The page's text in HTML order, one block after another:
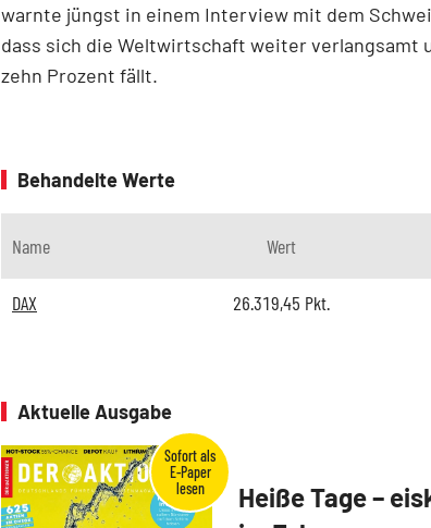
warnte jüngst in einem Interview mit dem
dass sich die Weltwirtschaft weiter verlangsamt
zehn Prozent fällt.
Behandelte Werte
Name Wert
DAX 26.319,45 Pkt.
Aktuelle Ausgabe
Heiße Tage –